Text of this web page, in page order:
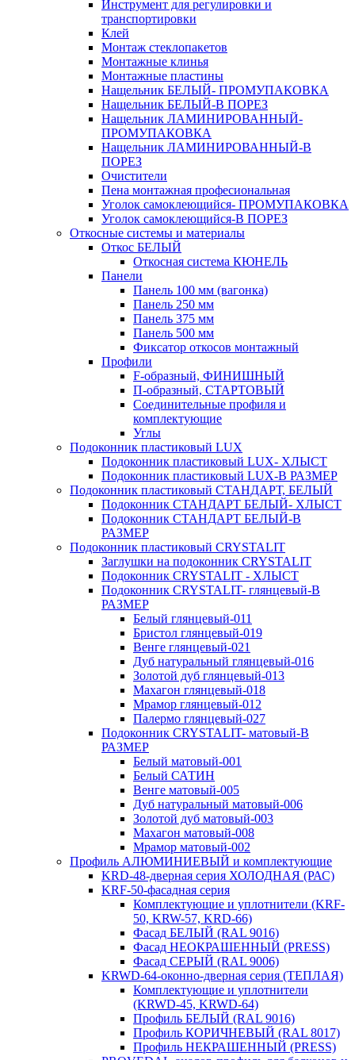
Инструмент для регулировки и
транспортировки
Клей
Монтаж стеклопакетов
Монтажные клинья
Монтажные пластины
Нащельник БЕЛЫЙ- ПРОМУПАКОВКА
Нащельник БЕЛЫЙ-В ПОРЕЗ
Нащельник ЛАМИНИРОВАННЫЙ-
ПРОМУПАКОВКА
Нащельник ЛАМИНИРОВАННЫЙ-В
ПОРЕЗ
Очистители
Пена монтажная професиональная
Уголок самоклеющийся- ПРОМУПАКОВКА
Уголок самоклеющийся-В ПОРЕЗ
Откосные системы и материалы
Откос БЕЛЫЙ
Откосная система КЮНЕЛЬ
Панели
Панель 100 мм (вагонка)
Панель 250 мм
Панель 375 мм
Панель 500 мм
Фиксатор откосов монтажный
Профили
F-образный, ФИНИШНЫЙ
П-образный, СТАРТОВЫЙ
Соединительные профиля и
комплектующие
Углы
Подоконник пластиковый LUX
Подоконник пластиковый LUX- ХЛЫСТ
Подоконник пластиковый LUX-В РАЗМЕР
Подоконник пластиковый СТАНДАРТ, БЕЛЫЙ
Подоконник СТАНДАРТ БЕЛЫЙ- ХЛЫСТ
Подоконник СТАНДАРТ БЕЛЫЙ-В
РАЗМЕР
Подоконник пластиковый CRYSTALIT
Заглушки на подоконник CRYSTALIT
Подоконник CRYSTALIT - ХЛЫСТ
Подоконник CRYSTALIT- глянцевый-В
РАЗМЕР
Белый глянцевый-011
Бристол глянцевый-019
Венге глянцевый-021
Дуб натуральный глянцевый-016
Золотой дуб глянцевый-013
Махагон глянцевый-018
Мрамор глянцевый-012
Палермо глянцевый-027
Подоконник CRYSTALIT- матовый-В
РАЗМЕР
Белый матовый-001
Белый САТИН
Венге матовый-005
Дуб натуральный матовый-006
Золотой дуб матовый-003
Махагон матовый-008
Мрамор матовый-002
Профиль АЛЮМИНИЕВЫЙ и комплектующие
KRD-48-дверная серия ХОЛОДНАЯ (РАС)
KRF-50-фасадная серия
Комплектующие и уплотнители (KRF-
50, KRW-57, KRD-66)
Фасад БЕЛЫЙ (RAL 9016)
Фасад НЕОКРАШЕННЫЙ (PRESS)
Фасад СЕРЫЙ (RAL 9006)
KRWD-64-оконно-дверная серия (ТЕПЛАЯ)
Комплектующие и уплотнители
(KRWD-45, KRWD-64)
Профиль БЕЛЫЙ (RAL 9016)
Профиль КОРИЧНЕВЫЙ (RAL 8017)
Профиль НЕКРАШЕННЫЙ (PRESS)